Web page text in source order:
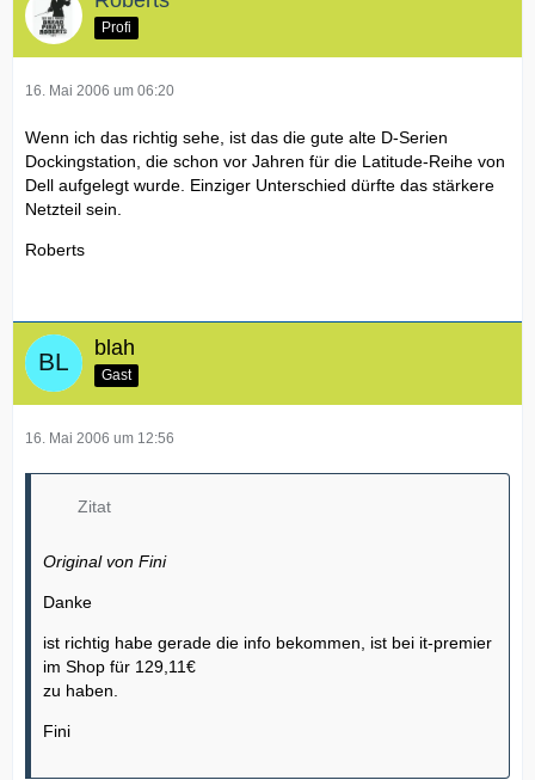
Profi
16. Mai 2006 um 06:20
Wenn ich das richtig sehe, ist das die gute alte D-Serien
Dockingstation, die schon vor Jahren für die Latitude-Reihe von
Dell aufgelegt wurde. Einziger Unterschied dürfte das stärkere
Netzteil sein.
Roberts
blah
Gast
16. Mai 2006 um 12:56
Zitat
Original von Fini
Danke
ist richtig habe gerade die info bekommen, ist bei it-premier
im Shop für 129,11€
zu haben.
Fini